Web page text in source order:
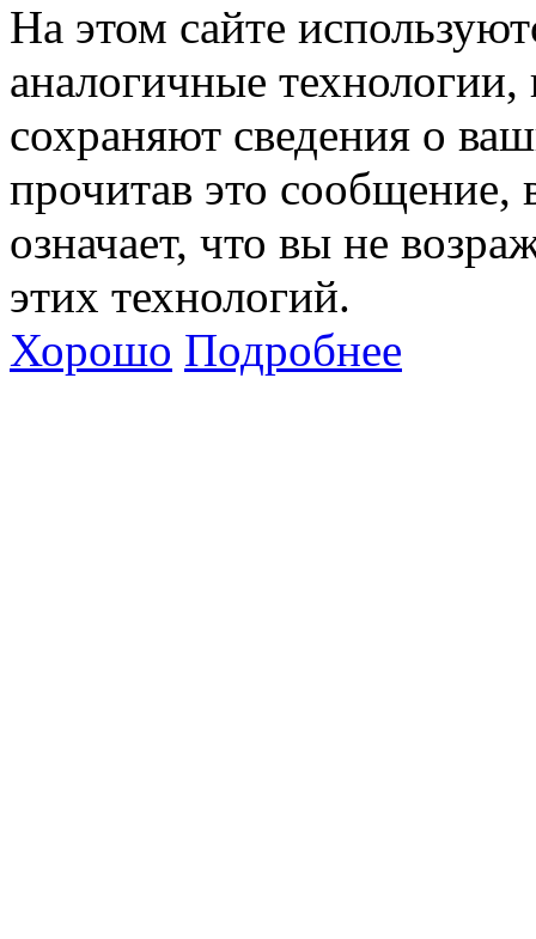
На этом сайте
аналогичные технологии,
сохраняют сведения о
прочитав это сообщение,
означает, что вы не
этих технологий.
Хорошо Подробнее